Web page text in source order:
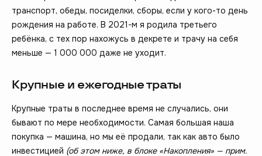
транспорт, обеды, посиделки, сборы, если у кого-то день
рождения на работе. В 2021-м я родила третьего
ребёнка, с тех пор нахожусь в декрете и трачу на себя
меньше — 1 000 000 даже не уходит.
Крупные и ежегодные траты
Крупные траты в последнее время не случались, они
бывают по мере необходимости. Самая большая наша
покупка — машина, но мы её продали, так как авто было
инвестицией (об этом ниже, в блоке «Накопления» — прим.